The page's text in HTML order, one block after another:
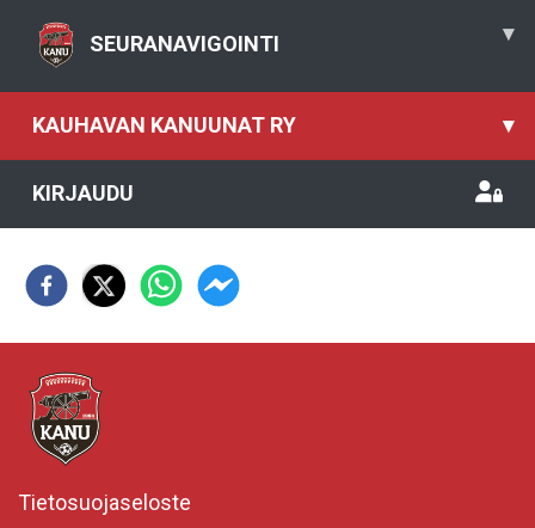
SEURANAVIGOINTI ▾
KAUHAVAN KANUUNAT RY ▾
KIRJAUDU
Tietosuojaseloste